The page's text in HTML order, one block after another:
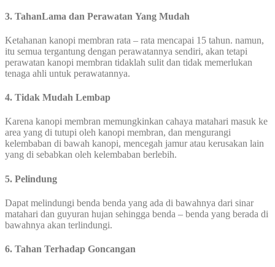
3. TahanLama dan Perawatan Yang Mudah
Ketahanan kanopi membran rata – rata mencapai 15 tahun. namun,
itu semua tergantung dengan perawatannya sendiri, akan tetapi
perawatan kanopi membran tidaklah sulit dan tidak memerlukan
tenaga ahli untuk perawatannya.
4. Tidak Mudah Lembap
Karena kanopi membran memungkinkan cahaya matahari masuk ke
area yang di tutupi oleh kanopi membran, dan mengurangi
kelembaban di bawah kanopi, mencegah jamur atau kerusakan lain
yang di sebabkan oleh kelembaban berlebih.
5. Pelindung
Dapat melindungi benda benda yang ada di bawahnya dari sinar
matahari dan guyuran hujan sehingga benda – benda yang berada di
bawahnya akan terlindungi.
6. Tahan Terhadap Goncangan